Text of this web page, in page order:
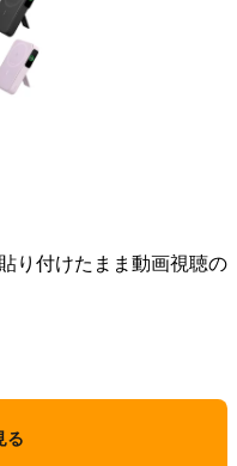
り付けたまま動画視聴の
る